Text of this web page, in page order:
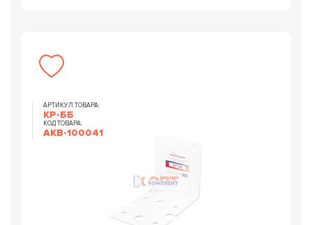
АРТИКУЛ ТОВАРА:
КР-ББ
КОД ТОВАРА:
AKB-100041